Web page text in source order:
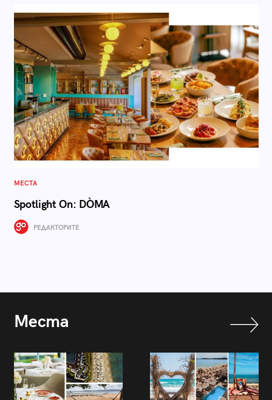
МЕСТА
Spotlight On: DÒMA
РЕДАКТОРИТЕ
Места